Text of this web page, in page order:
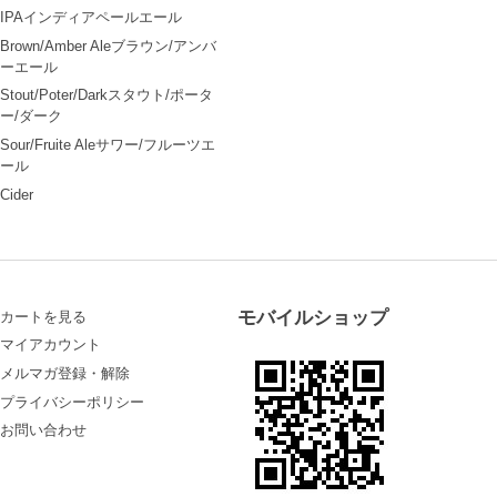
IPAインディアペールエール
Brown/Amber Aleブラウン/アンバ
ーエール
Stout/Poter/Darkスタウト/ポータ
ー/ダーク
Sour/Fruite Aleサワー/フルーツエ
ール
Cider
カートを見る
マイアカウント
メルマガ登録・解除
プライバシーポリシー
お問い合わせ
モバイルショップ